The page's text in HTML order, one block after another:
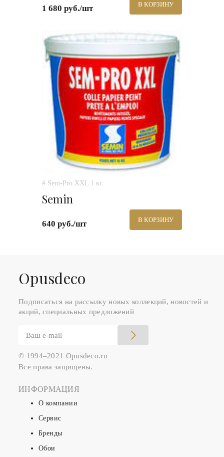
1 680 руб./шт В КОРЗИНУ
# Sem-Pro XXL 1 кг.
Semin
640 руб./шт В КОРЗИНУ
Оpusdeco
Подписаться на рассылку новых коллекций, новостей и
акций, специальных предложений
© 1994–2021 Opusdeco.ru
Все права защищены.
ИНФОРМАЦИЯ
О компании
Сервис
Бренды
Обои